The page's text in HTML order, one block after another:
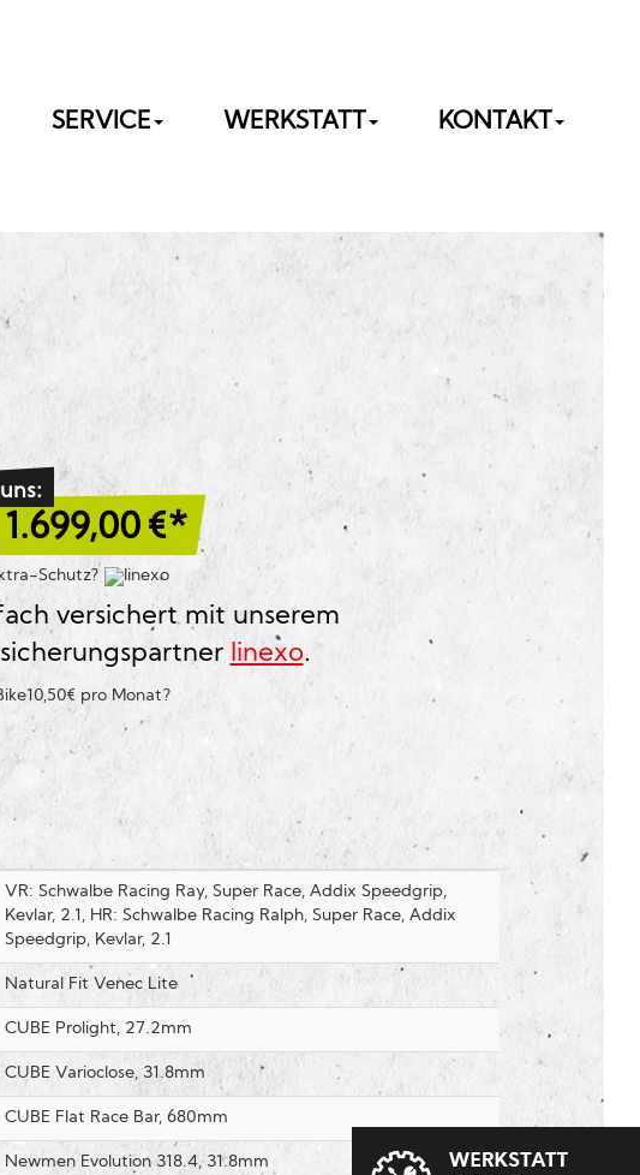
SERVICE WERKSTATT KONTAKT
1.699,00 €*
Schutz?
versichert mit unserem
linexo.
10,50€ pro Monat?
VR: Schwalbe Racing Ray, Super Race, Addix Speedgrip,
Kevlar, 2.1, HR: Schwalbe Racing Ralph, Super Race, Addix
Speedgrip, Kevlar, 2.1
Natural Fit Venec Lite
CUBE Prolight, 27.2mm
CUBE Varioclose, 31.8mm
CUBE Flat Race Bar, 680mm
Newmen Evolution 318.4, 31.8mm